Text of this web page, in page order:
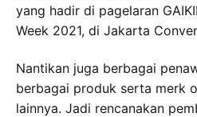
yang hadir di pagelaran
Week 2021, di Jakarta
Nantikan juga berbagai
berbagai produk serta merk
lainnya. Jadi rencanakan